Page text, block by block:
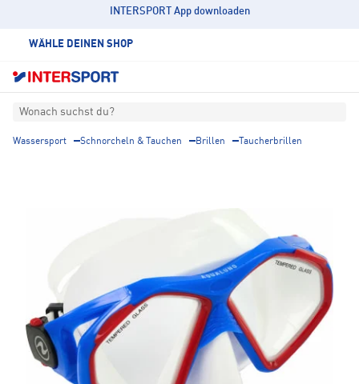
INTERSPORT App downloaden
WÄHLE DEINEN SHOP
Wonach suchst du?
Wassersport Schnorcheln & Tauchen Brillen Taucherbrillen